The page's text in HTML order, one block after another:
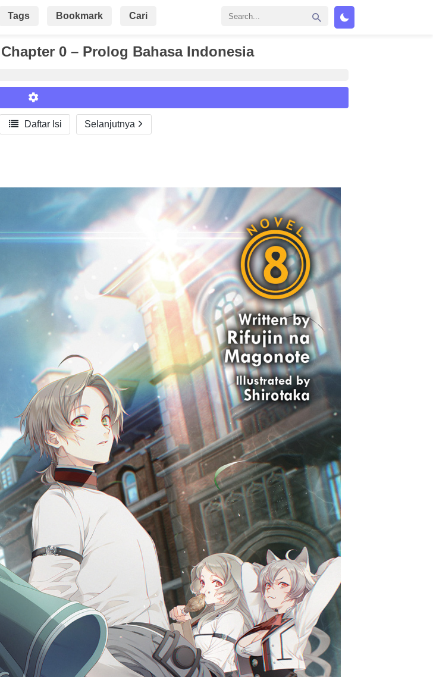
Tags Bookmark Cari
0 – Prolog Bahasa Indonesia
 Daftar Isi Selanjutnya